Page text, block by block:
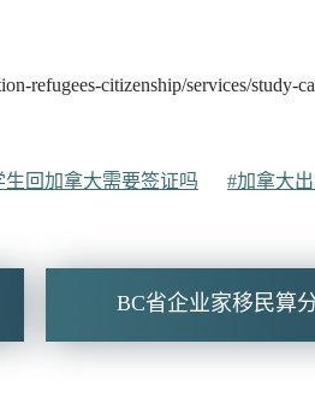
refugees-citizenship/services/study-
生回加拿大需要签证吗 #加拿大
BC省企业家移民算